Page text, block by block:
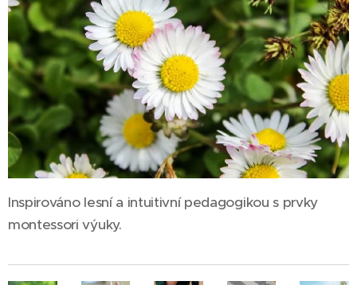
Inspirováno lesní a intuitivní pedagogikou s prvky
montessori výuky.